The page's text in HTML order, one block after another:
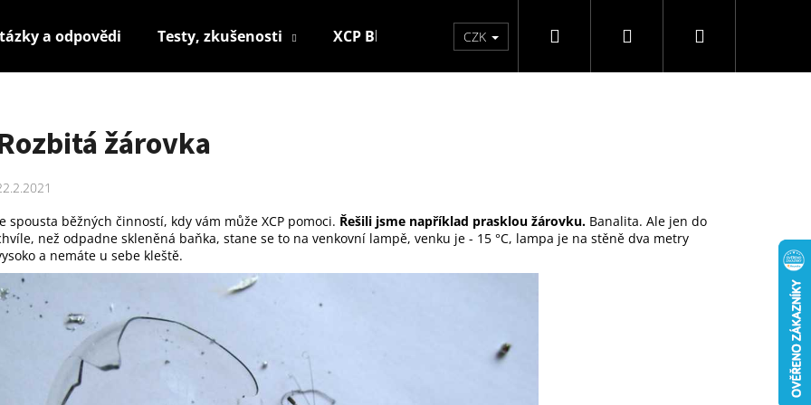
a odpovědi Testy, zkušenosti XCP Blog Kontakty Hodnocení obchodu
CZK Hledat PřihlášeníNákupní
žárovka
spousta běžných činností, kdy vám může XCP pomoci. Řešili jsme například prasklou žárovku. Banalita. Ale jen do
než odpadne skleněná baňka, stane se to na venkovní lampě, venku je - 15 °C, lampa je na stěně dva metry
a nemáte u sebe kleště.
Doporučujeme
XCP RUST BLOCKER CLEAR COAT SPREJ
XCP CHAIN LUBRICANT 400 ML